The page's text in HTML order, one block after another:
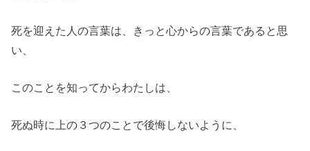
死を迎えた人の言葉は、きっと心からの言葉であると思
い、
このことを知ってからわたしは、
死ぬ時に上の３つのことで後悔しないように、